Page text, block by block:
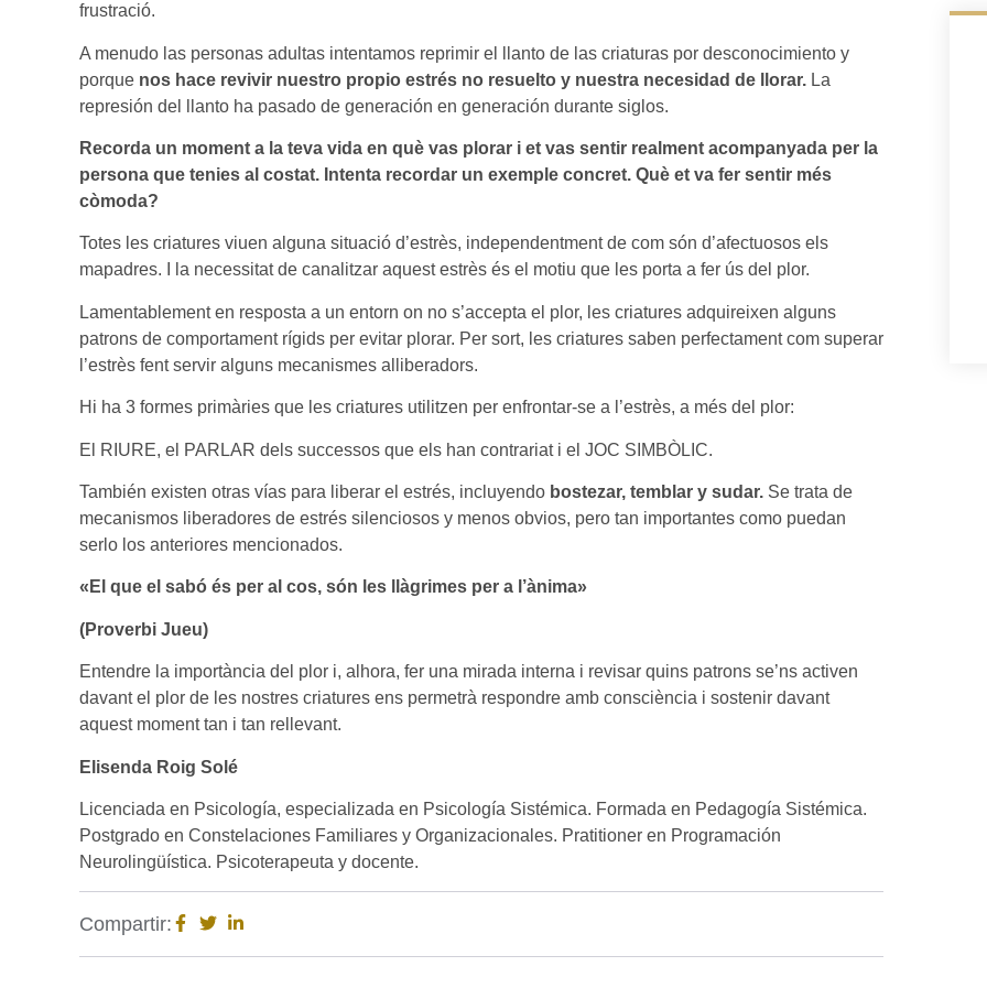
frustració.
A menudo las personas adultas intentamos reprimir el llanto de las criaturas por desconocimiento y
porque nos hace revivir nuestro propio estrés no resuelto y nuestra necesidad de llorar. La
represión del llanto ha pasado de generación en generación durante siglos.
Recorda un moment a la teva vida en què vas plorar i et vas sentir realment acompanyada per la
persona que tenies al costat. Intenta recordar un exemple concret. Què et va fer sentir més
còmoda?
Totes les criatures viuen alguna situació d’estrès, independentment de com són d’afectuosos els
mapadres. I la necessitat de canalitzar aquest estrès és el motiu que les porta a fer ús del plor.
Lamentablement en resposta a un entorn on no s’accepta el plor, les criatures adquireixen alguns
patrons de comportament rígids per evitar plorar. Per sort, les criatures saben perfectament com superar
l’estrès fent servir alguns mecanismes alliberadors.
Hi ha 3 formes primàries que les criatures utilitzen per enfrontar-se a l’estrès, a més del plor:
El RIURE, el PARLAR dels successos que els han contrariat i el JOC SIMBÒLIC.
También existen otras vías para liberar el estrés, incluyendo bostezar, temblar y sudar. Se trata de
mecanismos liberadores de estrés silenciosos y menos obvios, pero tan importantes como puedan
serlo los anteriores mencionados.
«El que el sabó és per al cos, són les llàgrimes per a l’ànima»
(Proverbi Jueu)
Entendre la importància del plor i, alhora, fer una mirada interna i revisar quins patrons se’ns activen
davant el plor de les nostres criatures ens permetrà respondre amb consciència i sostenir davant
aquest moment tan i tan rellevant.
Elisenda Roig Solé
Licenciada en Psicología, especializada en Psicología Sistémica. Formada en Pedagogía Sistémica.
Postgrado en Constelaciones Familiares y Organizacionales. Pratitioner en Programación
Neurolingüística. Psicoterapeuta y docente.
Compartir: